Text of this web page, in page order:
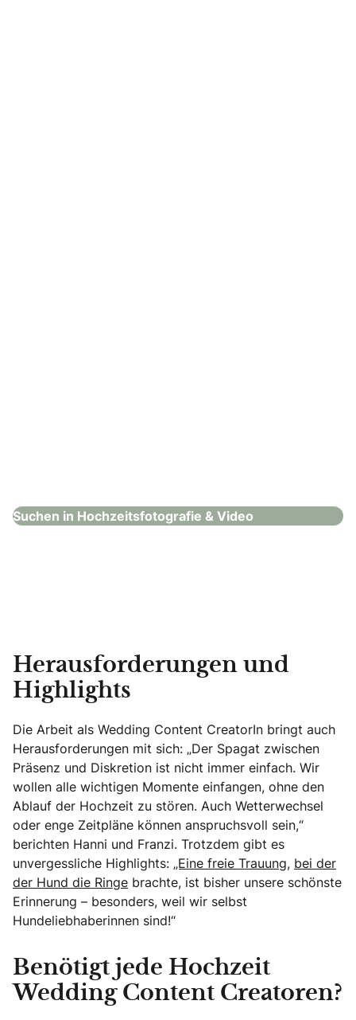
Suchen in Hochzeitsfotografie & Video
Herausforderungen und
Highlights
Die Arbeit als Wedding Content CreatorIn bringt auch
Herausforderungen mit sich: „Der Spagat zwischen
Präsenz und Diskretion ist nicht immer einfach. Wir
wollen alle wichtigen Momente einfangen, ohne den
Ablauf der Hochzeit zu stören. Auch Wetterwechsel
oder enge Zeitpläne können anspruchsvoll sein,“
berichten Hanni und Franzi. Trotzdem gibt es
unvergessliche Highlights: „Eine freie Trauung, bei der
der Hund die Ringe brachte, ist bisher unsere schönste
Erinnerung – besonders, weil wir selbst
Hundeliebhaberinnen sind!“
Benötigt jede Hochzeit
Wedding Content Creatoren?